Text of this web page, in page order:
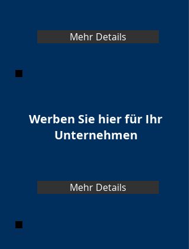
Mehr Details
Werben Sie hier für Ihr
Unternehmen
Mehr Details